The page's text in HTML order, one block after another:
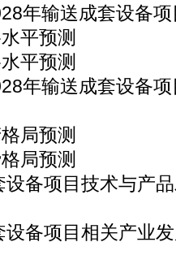
输送成套设备项
预测
预测
输送成套设备项
预测
预测
项目技术与产品
项目相关产业发